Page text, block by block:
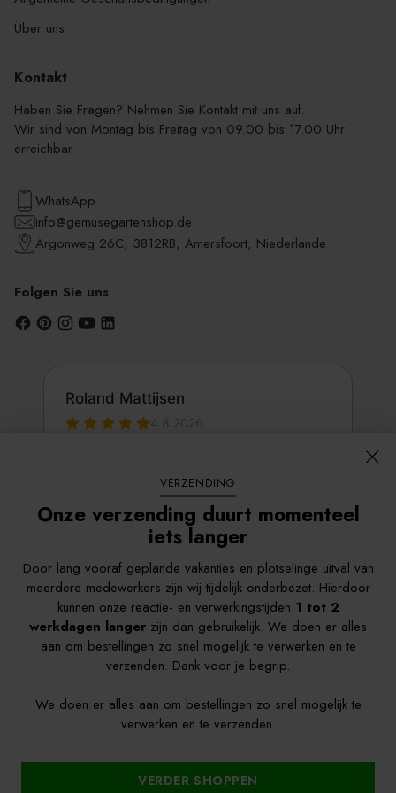
VERZENDING
Onze verzending duurt momenteel
iets langer
Door lang vooraf geplande vakanties en plotselinge uitval van
meerdere medewerkers zijn wij tijdelijk onderbezet. Hierdoor
kunnen onze reactie- en verwerkingstijden 1 tot 2
werkdagen langer zijn dan gebruikelijk. We doen er alles
aan om bestellingen zo snel mogelijk te verwerken en te
verzenden. Dank voor je begrip.
We doen er alles aan om bestellingen zo snel mogelijk te
verwerken en te verzenden.
VERDER SHOPPEN
Über uns
Kontakt
Haben Sie Fragen? Nehmen Sie Kontakt mit uns auf.
Wir sind von Montag bis Freitag von 09.00 bis 17.00 Uhr
erreichbar
WhatsApp
info@gemusegartenshop.de
Argonweg 26C, 3812RB, Amersfoort, Niederlande
Folgen Sie uns
Copyright © 2026, Gemüsegartenshop